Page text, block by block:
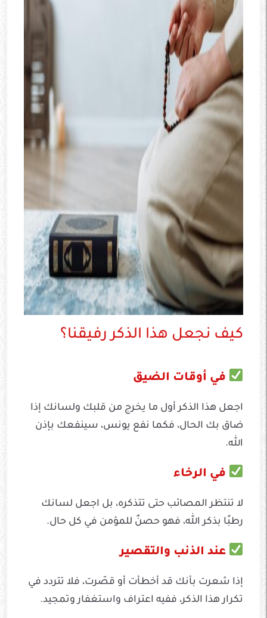
كيف نجعل هذا الذكر رفيقنا؟
في أوقات الضيق
اجعل هذا الذكر أول ما يخرج من قلبك ولسانك إذا
ضاق بك الحال، فكما نفع يونس، سينفعك بإذن
الله.
في الرخاء
لا تنتظر المصائب حتى تتذكره، بل اجعل لسانك
رطبًا بذكر الله، فهو حصنٌ للمؤمن في كل حال.
عند الذنب والتقصير
إذا شعرت بأنك قد أخطأت أو قصّرت، فلا تتردد في
تكرار هذا الذكر، ففيه اعتراف واستغفار وتمجيد.